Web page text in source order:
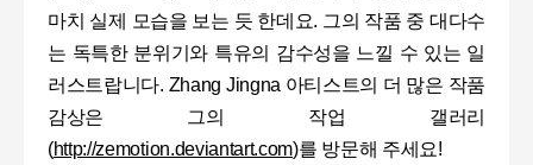
마치 실제 모습을 보는 듯 한데요. 그의 작품 중 대다수
는 독특한 분위기와 특유의 감수성을 느낄 수 있는 일
러스트랍니다. Zhang Jingna 아티스트의 더 많은 작품
감상은 그의 작업 갤러리
(http://zemotion.deviantart.com)를 방문해 주세요!